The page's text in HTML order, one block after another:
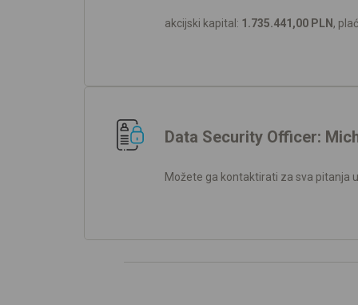
akcijski kapital: 1.735.441,00 PLN ,
Data Security Officer:
Možete ga kontaktirati za sva pitanja